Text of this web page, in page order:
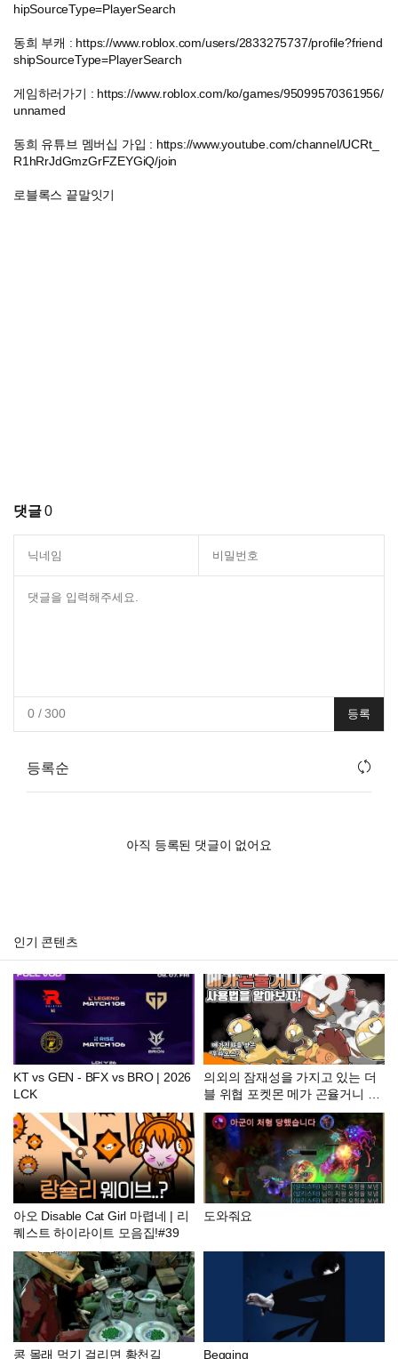
hipSourceType=PlayerSearch
동희 부캐 : https://www.roblox.com/users/2833275737/profile?friend
shipSourceType=PlayerSearch
게임하러가기 : https://www.roblox.com/ko/games/95099570361956/
unnamed
동희 유튜브 멤버십 가입 : https://www.youtube.com/channel/UCRt_
R1hRrJdGmzGrFZEYGiQ/join
로블록스 끝말잇기
댓글0
0/ 300 등록
등록순
아직 등록된 댓글이 없어요
인기 콘텐츠
KT vs GEN - BFX vs BRO | 2026
LCK
의외의 잠재성을 가지고 있는 더
블 위협 포켓몬 메가 곤율거니 사
용법을 알아보자! [포켓몬 챔피언
스]
아오 Disable Cat Girl 마렵네 | 리
퀘스트 하이라이트 모음집!#39
도와줘요
콩 몰래 먹기 걸리면 황천길 Begging